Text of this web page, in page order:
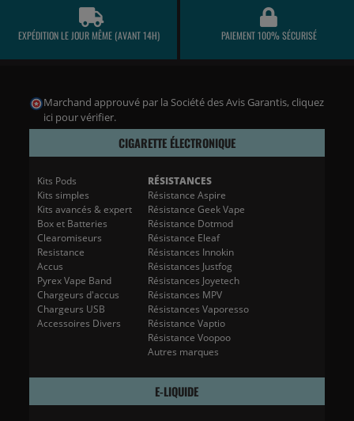
EXPÉDITION LE JOUR MÊME (AVANT 14H) PAIEMENT 100% SÉCURISÉ
Marchand approuvé par la Société des Avis Garantis, cliquez
ici pour vérifier.
CIGARETTE ÉLECTRONIQUE
Kits Pods
Kits simples
Kits avancés & expert
Box et Batteries
Clearomiseurs
Resistance
Accus
Pyrex Vape Band
Chargeurs d'accus
Chargeurs USB
Accessoires Divers
RÉSISTANCES
Résistance Aspire
Résistance Geek Vape
Résistance Dotmod
Résistance Eleaf
Résistances Innokin
Résistances Justfog
Résistances Joyetech
Résistances MPV
Résistances Vaporesso
Résistance Vaptio
Résistance Voopoo
Autres marques
E-LIQUIDE